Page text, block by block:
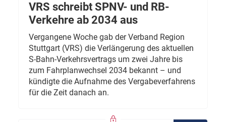
VRS schreibt SPNV- und RB-
Verkehre ab 2034 aus
Vergangene Woche gab der Verband Region
Stuttgart (VRS) die Verlängerung des aktuellen
S-Bahn-Verkehrsvertrags um zwei Jahre bis
zum Fahrplanwechsel 2034 bekannt – und
kündigte die Aufnahme des Vergabeverfahrens
für die Zeit danach an.